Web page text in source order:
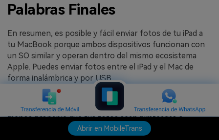
Abrir en MobileTrans
Palabras Finales
En resumen, es posible y fácil enviar fotos de tu iPad a
tu MacBook porque ambos dispositivos funcionan con
un SO similar y operan dentro del mismo ecosistema
Apple. Puedes enviar fotos entre el iPad y el Mac de
forma inalámbrica y por USB.
Aunque la transferencia USB es el método convencional
para compartir fotos, sigue siendo muy seguro y es
menos probable que tus fotos sean pirateadas o
espiadas por piratas informáticos durante la